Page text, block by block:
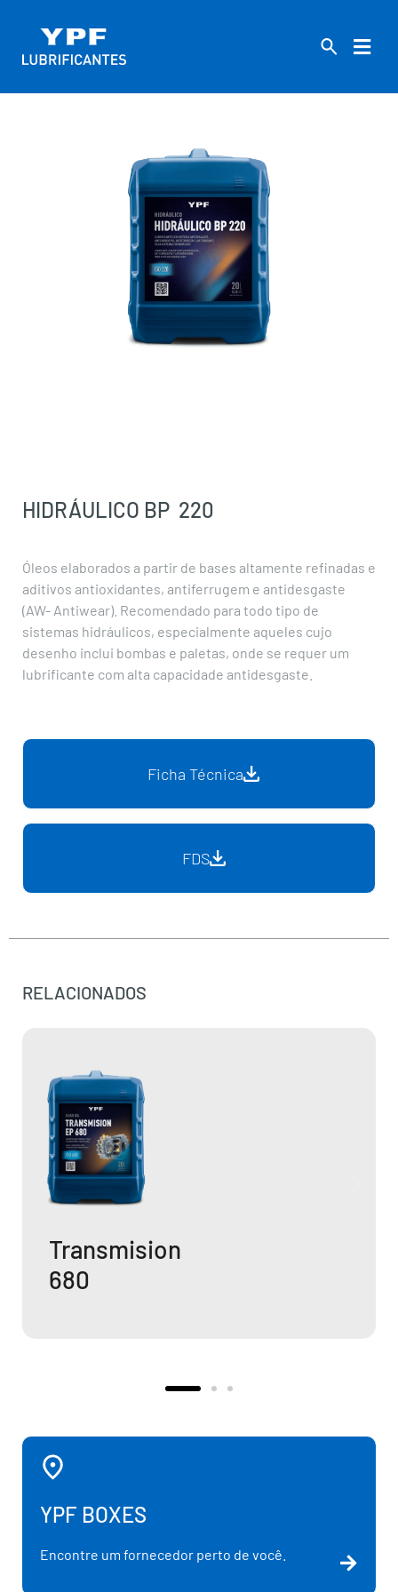
HOME INDUSTRIAIS 220
HIDRÁULICO BP 220
Óleos elaborados a partir de bases altamente refinadas e
aditivos antioxidantes, antiferrugem e antidesgaste
(AW- Antiwear). Recomendado para todo tipo de
sistemas hidráulicos, especialmente aqueles cujo
desenho inclui bombas e paletas, onde se requer um
lubrificante com alta capacidade antidesgaste.
Ficha Técnica
FDS
RELACIONADOS
Transmision
680
YPF BOXES
Encontre um fornecedor perto de você.